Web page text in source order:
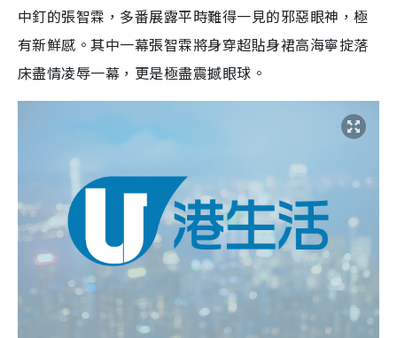
中釘的張智霖，多番展露平時難得一見的邪惡眼神，極
有新鮮感。其中一幕張智霖將身穿超貼身裙高海寧掟落
床盡情凌辱一幕，更是極盡震撼眼球。